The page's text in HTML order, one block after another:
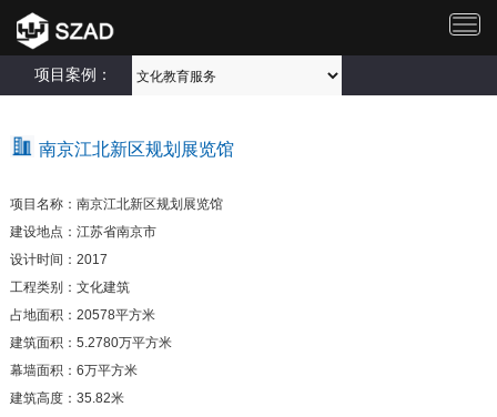
切
航
项目案例：
南京江北新区规划展览馆
项目名称：南京江北新区规划展览馆
建设地点：江苏省南京市
设计时间：2017
工程类别：文化建筑
占地面积：20578平方米
建筑面积：5.2780万平方米
幕墙面积：6万平方米
建筑高度：35.82米